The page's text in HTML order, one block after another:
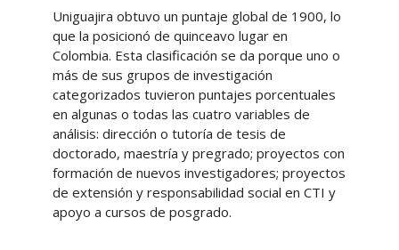
Uniguajira obtuvo un puntaje global de 1900, lo
que la posicionó de quinceavo lugar en
Colombia. Esta clasificación se da porque uno o
más de sus grupos de investigación
categorizados tuvieron puntajes porcentuales
en algunas o todas las cuatro variables de
análisis: dirección o tutoría de tesis de
doctorado, maestría y pregrado; proyectos con
formación de nuevos investigadores; proyectos
de extensión y responsabilidad social en CTI y
apoyo a cursos de posgrado.